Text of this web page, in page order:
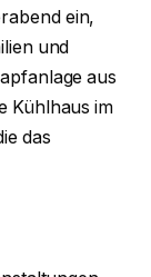
ein,
und
aus
Kühlhaus im
das